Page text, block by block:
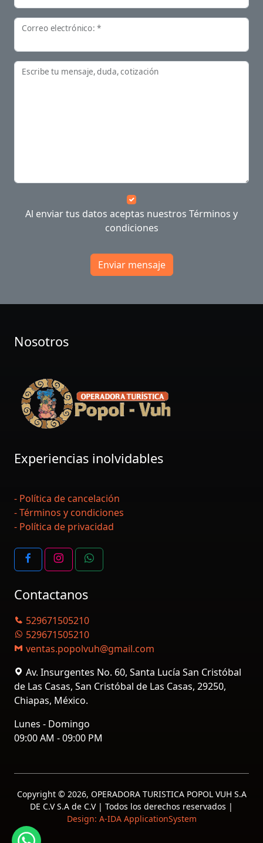
Correo electrónico: *
Escribe tu mensaje, duda, cotización
Al enviar tus datos aceptas nuestros Términos y
condiciones
Enviar mensaje
Nosotros
Experiencias inolvidables
- Política de cancelación
- Términos y condiciones
- Política de privacidad
Contactanos
529671505210
529671505210
ventas.popolvuh@gmail.com
Av. Insurgentes No. 60, Santa Lucía San Cristóbal
de Las Casas, San Cristóbal de Las Casas, 29250,
Chiapas, México.
Lunes - Domingo
09:00 AM - 09:00 PM
Copyright © 2026, OPERADORA TURISTICA POPOL VUH S.A
DE C.V S.A de C.V | Todos los derechos reservados |
Design: A-IDA ApplicationSystem